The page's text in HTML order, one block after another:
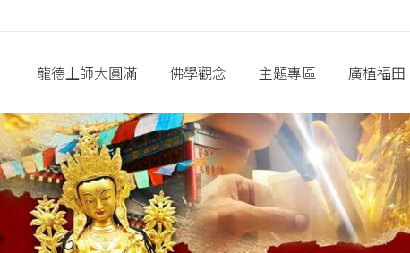
龍德上師大圓滿 佛學觀念 主題專區 廣植福田